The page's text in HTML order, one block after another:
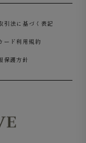
トな印象を与える
引法に基づく表記
ード利用規約
保護方針